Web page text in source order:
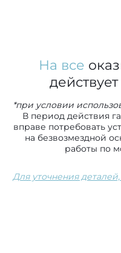
На все
действует
*при условии
В период действия
вправе потребовать
на безвозмездной
работы по
Для уточнения